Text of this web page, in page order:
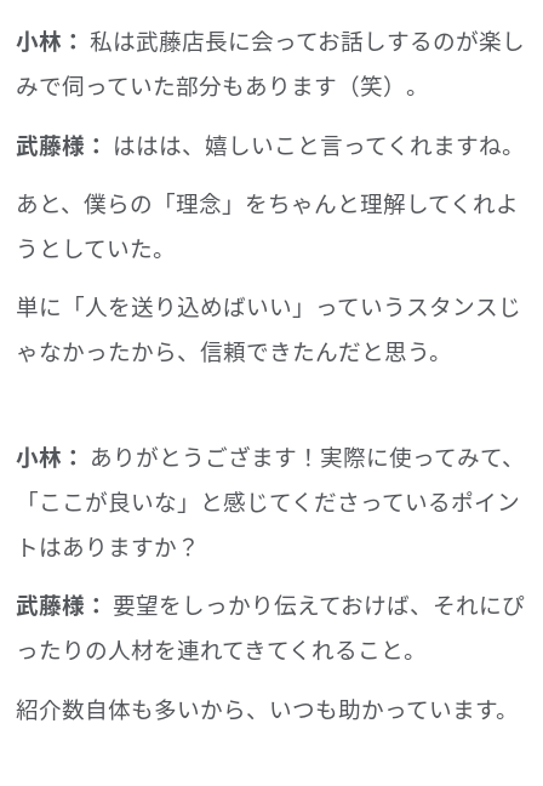
小林： 私は武藤店長に会ってお話しするのが楽し
みで伺っていた部分もあります（笑）。
武藤様： ははは、嬉しいこと言ってくれますね。
あと、僕らの「理念」をちゃんと理解してくれよ
うとしていた。
単に「人を送り込めばいい」っていうスタンスじ
ゃなかったから、信頼できたんだと思う。
小林： ありがとうござます！実際に使ってみて、
「ここが良いな」と感じてくださっているポイン
トはありますか？
武藤様： 要望をしっかり伝えておけば、それにぴ
ったりの人材を連れてきてくれること。
紹介数自体も多いから、いつも助かっています。